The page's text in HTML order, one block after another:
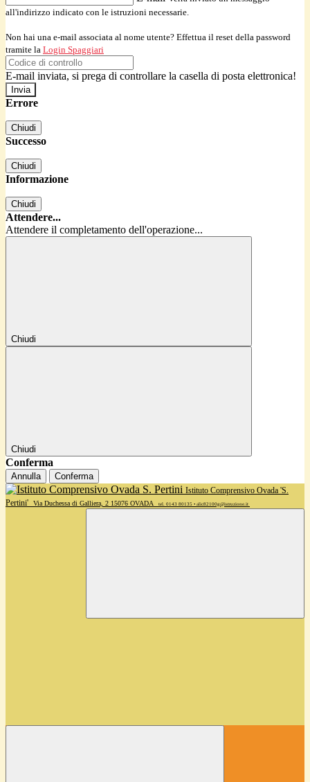
all'indirizzo indicato con le istruzioni necessarie.
Non hai una e-mail associata al nome utente? Effettua il reset della password
tramite la Login Spaggiari
E-mail inviata, si prega di controllare la casella di posta elettronica!
Errore
Chiudi
Successo
Chiudi
Informazione
Chiudi
Attendere...
Attendere il completamento dell'operazione...
Chiudi
Chiudi
Conferma
Annulla Conferma
Istituto Comprensivo Ovada 'S.
Pertini'
Via Duchessa di Galliera, 2 15076 OVADA tel. 0143 80135 • alic82100g@istruzione.it